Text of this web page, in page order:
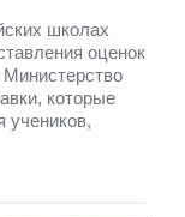
школах
оценок
которые
учеников,